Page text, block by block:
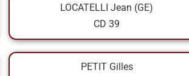
LOCATELLI Jean (GE)
CD 39
PETIT Gilles